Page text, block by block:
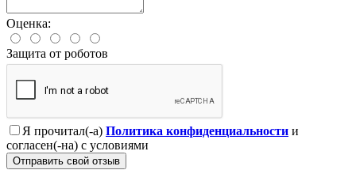
Оценка:
Защита от роботов
Я прочитал(-а) Политика конфиденциальности и
согласен(-на) с условиями
Отправить свой отзыв